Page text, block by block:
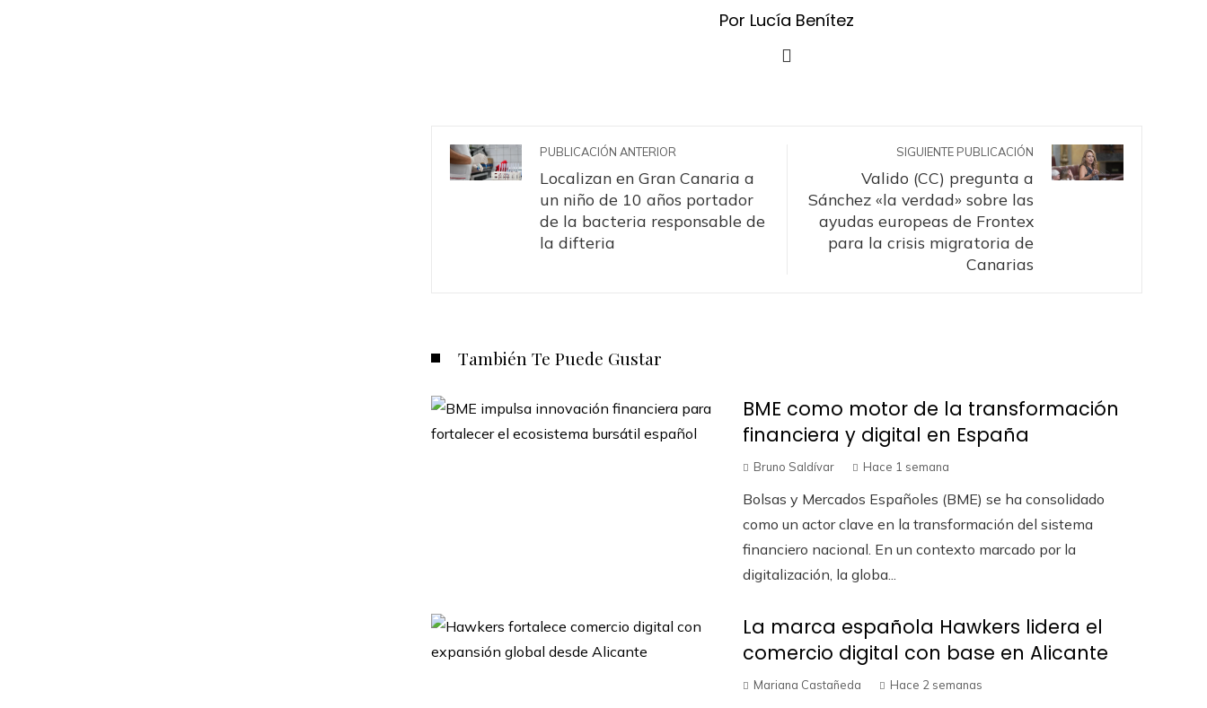
Por Lucía Benítez
PUBLICACIÓN ANTERIOR
Localizan en Gran Canaria a
un niño de 10 años portador
de la bacteria responsable de
la difteria
SIGUIENTE PUBLICACIÓN
Valido (CC) pregunta a
Sánchez «la verdad» sobre las
ayudas europeas de Frontex
para la crisis migratoria de
Canarias
También Te Puede Gustar
BME como motor de la transformación
financiera y digital en España
Bruno Saldívar Hace 1 semana
Bolsas y Mercados Españoles (BME) se ha consolidado
como un actor clave en la transformación del sistema
financiero nacional. En un contexto marcado por la
digitalización, la globa...
La marca española Hawkers lidera el
comercio digital con base en Alicante
Mariana Castañeda Hace 2 semanas